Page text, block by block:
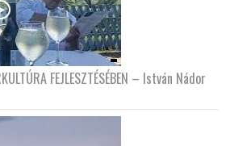
FEJLESZTÉSÉBEN – István Nádor